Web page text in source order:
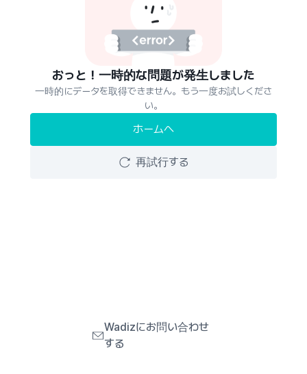
おっと！一時的な問題が発生しました
一時的にデータを取得できません。もう一度お試しくださ
い。
ホームへ
再試行する
Wadizにお問い合わせ
する